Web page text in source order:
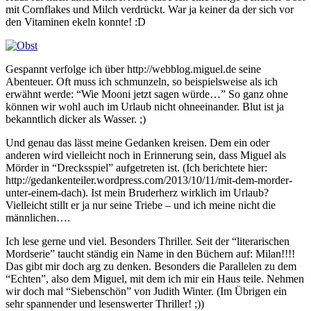
mit Cornflakes und Milch verdrückt. War ja keiner da der sich vor
den Vitaminen ekeln konnte! :D
Gespannt verfolge ich über http://webblog.miguel.de seine
Abenteuer. Oft muss ich schmunzeln, so beispielsweise als ich
erwähnt werde: “Wie Mooni jetzt sagen würde…” So ganz ohne
können wir wohl auch im Urlaub nicht ohneeinander. Blut ist ja
bekanntlich dicker als Wasser. ;)
Und genau das lässt meine Gedanken kreisen. Dem ein oder
anderen wird vielleicht noch in Erinnerung sein, dass Miguel als
Mörder in “Drecksspiel” aufgetreten ist. (Ich berichtete hier:
http://gedankenteiler.wordpress.com/2013/10/11/mit-dem-morder-
unter-einem-dach). Ist mein Bruderherz wirklich im Urlaub?
Vielleicht stillt er ja nur seine Triebe – und ich meine nicht die
männlichen….
Ich lese gerne und viel. Besonders Thriller. Seit der “literarischen
Mordserie” taucht ständig ein Name in den Büchern auf: Milan!!!!
Das gibt mir doch arg zu denken. Besonders die Parallelen zu dem
“Echten”, also dem Miguel, mit dem ich mir ein Haus teile. Nehmen
wir doch mal “Siebenschön” von Judith Winter. (Im Übrigen ein
sehr spannender und lesenswerter Thriller! ;))